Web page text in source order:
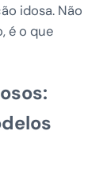
idosa. Não
é o que